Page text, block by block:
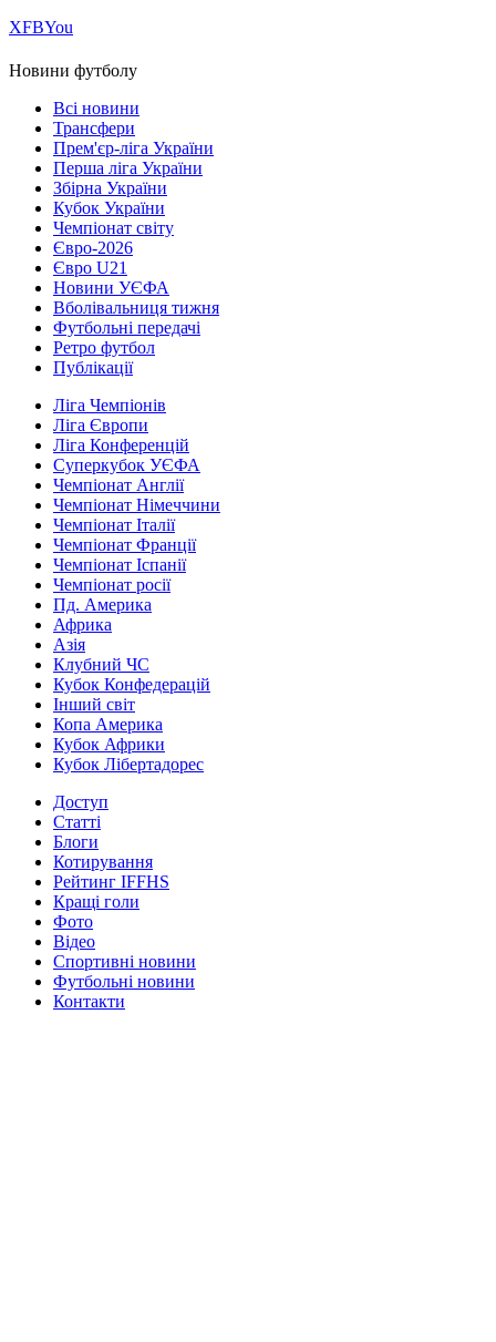
ХFBYou
Новини футболу
Всі новини
Трансфери
Прем'єр-ліга України
Перша ліга України
Збірна України
Кубок України
Чемпіонат світу
Євро-2026
Євро U21
Новини УЄФА
Вболівальниця тижня
Футбольні передачі
Ретро футбол
Публікації
Ліга Чемпіонів
Ліга Європи
Ліга Конференцій
Суперкубок УЄФА
Чемпіонат Англії
Чемпіонат Німеччини
Чемпіонат Італії
Чемпіонат Франції
Чемпіонат Іспанії
Чемпіонат росії
Пд. Америка
Африка
Азія
Клубний ЧС
Кубок Конфедерацій
Інший світ
Копа Америка
Кубок Африки
Кубок Лібертадорес
Доступ
Статті
Блоги
Котирування
Рейтинг IFFHS
Кращі голи
Фото
Відео
Спортивні новини
Футбольні новини
Контакти